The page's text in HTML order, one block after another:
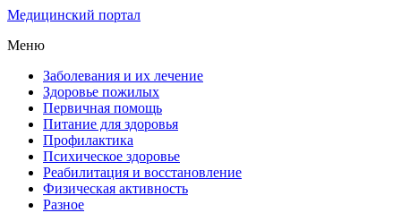
Медицинский портал
Меню
Заболевания и их лечение
Здоровье пожилых
Первичная помощь
Питание для здоровья
Профилактика
Психическое здоровье
Реабилитация и восстановление
Физическая активность
Разное